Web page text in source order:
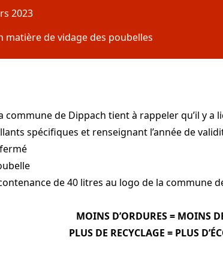
:
2023
matière de vidage des poubelles
commune de Dippach tient à rappeler qu’il y a
spécifiques et renseignant l’année de
de 40 litres au logo de la commune
MOINS D’ORDURES = MOINS
PLUS DE RECYCLAGE = PLUS